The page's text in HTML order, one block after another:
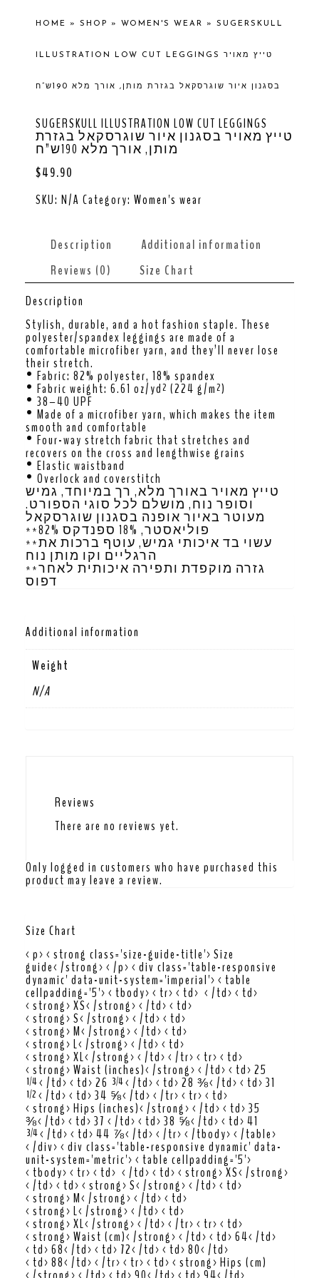
HOME » SHOP » WOMEN'S WEAR » SUGERSKULL
ILLUSTRATION LOW CUT LEGGINGS טייץ מאויר
בסגנון איור שוגרסקאל בגזרת מותן, אורך מלא 190ש”ח
SUGERSKULL ILLUSTRATION LOW CUT LEGGINGS
טייץ מאויר בסגנון איור שוגרסקאל בגזרת
מותן, אורך מלא 190ש”ח
$49.90
SKU: N/A Category: Women's wear
Description
Additional information
Reviews (0)
Size Chart
Description
Stylish, durable, and a hot fashion staple. These
polyester/spandex leggings are made of a
comfortable microfiber yarn, and they’ll never lose
their stretch.
• Fabric: 82% polyester, 18% spandex
• Fabric weight: 6.61 oz/yd² (224 g/m²)
• 38–40 UPF
• Made of a microfiber yarn, which makes the item
smooth and comfortable
• Four-way stretch fabric that stretches and
recovers on the cross and lengthwise grains
• Elastic waistband
• Overlock and coverstitch
טייץ מאויר באורך מלא, רך במיוחד, גמיש
וסופר נוח, מושלם לכל סוגי הספורט.
מעוטר באיור אופנה בסגנון שוגרסקאל
**82% פוליאסטר, 18% ספנדקס
**עשוי בד איכותי גמיש, עוטף ברכות את
הרגליים וקו מותן נוח
**גזרה מוקפדת ותפירה איכותית לאחר
דפוס
Additional information
Weight
N/A
Reviews
There are no reviews yet.
Only logged in customers who have purchased this
product may leave a review.
Size Chart
<p><strong class='size-guide-title'>Size
guide</strong></p><div class='table-responsive
dynamic' data-unit-system='imperial'><table
cellpadding='5'><tbody><tr><td> </td><td>
<strong>XS</strong></td><td>
<strong>S</strong></td><td>
<strong>M</strong></td><td>
<strong>L</strong></td><td>
<strong>XL</strong></td></tr><tr><td>
<strong>Waist (inches)</strong></td><td>25
¼</td><td>26 ¾</td><td>28 ⅜</td><td>31
½</td><td>34 ⅝</td></tr><tr><td>
<strong>Hips (inches)</strong></td><td>35
⅜</td><td>37 </td><td>38 ⅝</td><td>41
¾</td><td>44 ⅞</td></tr></tbody></table>
</div><div class='table-responsive dynamic' data-
unit-system='metric'><table cellpadding='5'>
<tbody><tr><td> </td><td><strong>XS</strong>
</td><td><strong>S</strong></td><td>
<strong>M</strong></td><td>
<strong>L</strong></td><td>
<strong>XL</strong></td></tr><tr><td>
<strong>Waist (cm)</strong></td><td>64</td>
<td>68</td><td>72</td><td>80</td>
<td>88</td></tr><tr><td><strong>Hips (cm)